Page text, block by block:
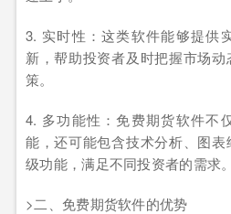
3. 实时性：这类软件能够提供
新，帮助投资者及时把握市场
策。
4. 多功能性：免费期货软件不
能，还可能包含技术分析、图
级功能，满足不同投资者的需求。
>二、免费期货软件的优势